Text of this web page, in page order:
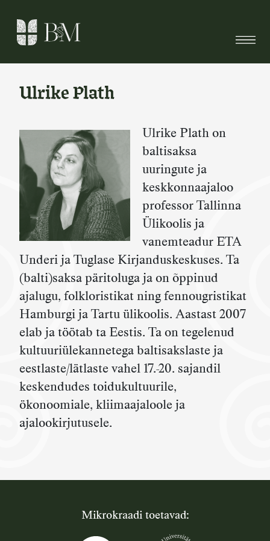
to
content
Ulrike Plath
Ulrike Plath on
baltisaksa
uuringute ja
keskkonnaajaloo
professor Tallinna
Ülikoolis ja
vanemteadur ETA
Underi ja Tuglase Kirjanduskeskuses. Ta
(balti)saksa päritoluga ja on õppinud
ajalugu, folkloristikat ning fennougristikat
Hamburgi ja Tartu ülikoolis. Aastast 2007
elab ja töötab ta Eestis. Ta on tegelenud
kultuuriülekannetega baltisakslaste ja
eestlaste/lätlaste vahel 17.-20. sajandil
keskendudes toidukultuurile,
ökonoomiale, kliimaajaloole ja
ajalookirjutusele.
Mikrokraadi toetavad: